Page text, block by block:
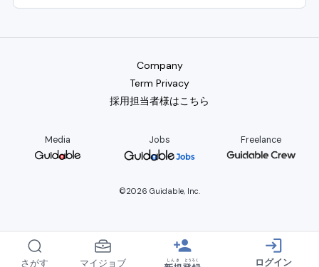
Company
Term Privacy
採用担当者様はこちら
Media Jobs Freelance
©2026 Guidable, Inc.
さがす マイジョブ
person_add
しんき とうろく
login
ログイン